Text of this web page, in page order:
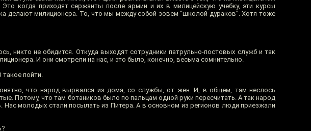
когда приходят сержанты после армии и их в милицейскую учебку, эти курсы
делают милиционера. То, что мы между собой зовем “школой дураков”. Хотя тоже
никто не обидится. Откуда выходят сотрудники патрульно-постовых служб и так
И они смотрели на нас, и это было, конечно, весьма сомнительно.
пойти.
что народ вырвался из дома, со службы, от жен. И, в общем, там неслось
Потому, что там ботаников было по пальцам одной руки пересчитать. А так народ
Нас молодых стали посылать из Питера. А в основном из регионов люди приезжали